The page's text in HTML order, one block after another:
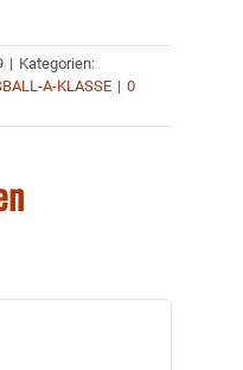
| Kategorien:
A-KLASSE | 0